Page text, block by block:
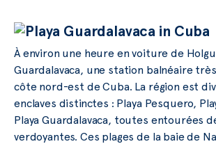
À environ une heure en voiture de
Guardalavaca, une station balnéaire
côte nord-est de Cuba. La région est
enclaves distinctes : Playa Pesquero,
Playa Guardalavaca, toutes entourées
verdoyantes. Ces plages de la baie de